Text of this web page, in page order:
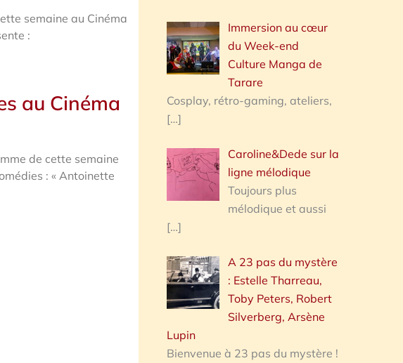
semaine au Cinéma
:
au Cinéma
de cette semaine
: « Antoinette
Immersion au cœur
du Week-end
Culture Manga de
Tarare
Cosplay, rétro-gaming, ateliers,
[…]
Caroline&Dede sur la
ligne mélodique
Toujours plus
mélodique et aussi
[…]
A 23 pas du mystère
: Estelle Tharreau,
Toby Peters, Robert
Silverberg, Arsène
Lupin
Bienvenue à 23 pas du mystère !